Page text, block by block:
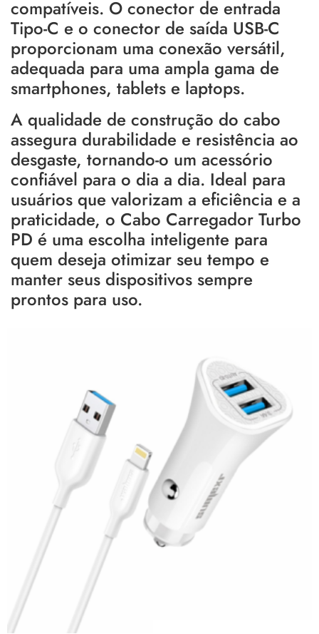
compatíveis. O conector de entrada
Tipo-C e o conector de saída USB-C
proporcionam uma conexão versátil,
adequada para uma ampla gama de
smartphones, tablets e laptops.
A qualidade de construção do cabo
assegura durabilidade e resistência ao
desgaste, tornando-o um acessório
confiável para o dia a dia. Ideal para
usuários que valorizam a eficiência e a
praticidade, o Cabo Carregador Turbo
PD é uma escolha inteligente para
quem deseja otimizar seu tempo e
manter seus dispositivos sempre
prontos para uso.